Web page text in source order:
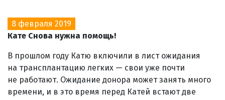
8 февраля 2019
Кате Снова нужна помощь!
В прошлом году Катю включили в лист ожидания
на трансплантацию легких — свои уже почти
не работают. Ожидание донора может занять много
времени, и в это время перед Катей встают две